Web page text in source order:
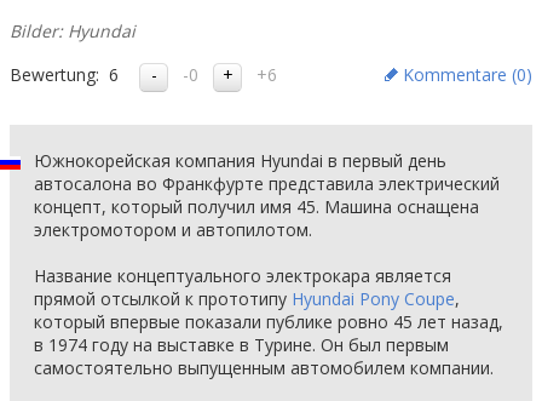
Bilder: Hyundai
Bewertung: 6 -0 +6 Kommentare (0)
Южнокорейская компания Hyundai в первый день
автосалона во Франкфурте представила электрический
концепт, который получил имя 45. Машина оснащена
электромотором и автопилотом.
Название концептуального электрокара является
прямой отсылкой к прототипу Hyundai Pony Coupe,
который впервые показали публике ровно 45 лет назад,
в 1974 году на выставке в Турине. Он был первым
самостоятельно выпущенным автомобилем компании.